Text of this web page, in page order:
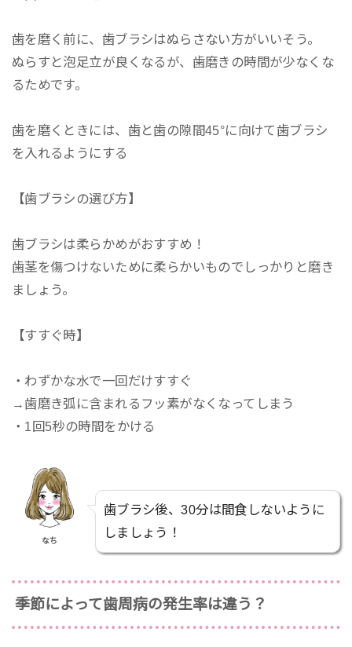
歯を磨く前に、歯ブラシはぬらさない方がいいそう。
ぬらすと泡足立が良くなるが、歯磨きの時間が少なくな
るためです。
歯を磨くときには、歯と歯の隙間45°に向けて歯ブラシ
を入れるようにする
【歯ブラシの選び方】
歯ブラシは柔らかめがおすすめ！
歯茎を傷つけないために柔らかいものでしっかりと磨き
ましょう。
【すすぐ時】
・わずかな水で一回だけすすぐ
→歯磨き弧に含まれるフッ素がなくなってしまう
・1回5秒の時間をかける
なち
歯ブラシ後、30分は間食しないように
しましょう！
季節によって歯周病の発生率は違う？